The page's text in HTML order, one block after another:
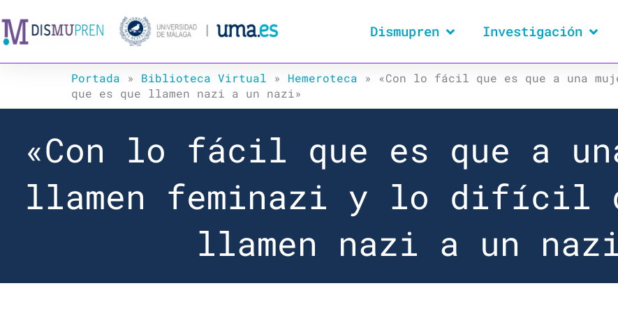
al
contenido
Dismupren Investigación
Portada » Biblioteca Virtual » Hemeroteca » «Con lo fácil que es que a una
que es que llamen nazi a un nazi»
«Con lo fácil que es que a
llamen feminazi y lo difícil
llamen nazi a un